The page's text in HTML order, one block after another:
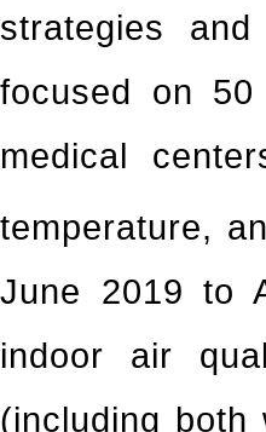
strategies
focused on 50
medical
temperature,
June 2019 to
indoor air
(including both